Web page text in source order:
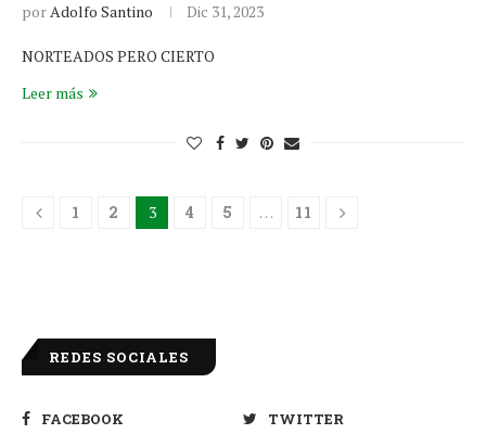
porAdolfo Santino Dic 31, 2023
NORTEADOS PERO CIERTO
Leer más
1 2 3 4 5 … 11
REDES SOCIALES
FACEBOOK
TWITTER